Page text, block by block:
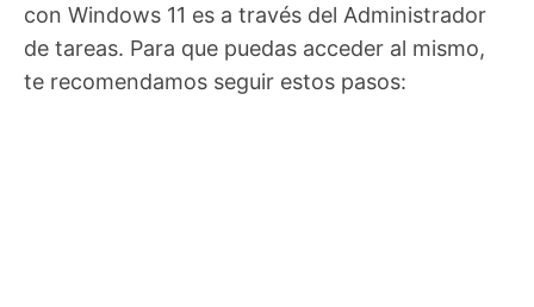
con Windows 11 es a través del Administrador
de tareas. Para que puedas acceder al mismo,
te recomendamos seguir estos pasos: